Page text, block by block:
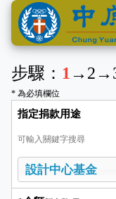
步驟： 1→ 2→
* 為必填欄位
指定捐款用途
可輸入關鍵字搜尋